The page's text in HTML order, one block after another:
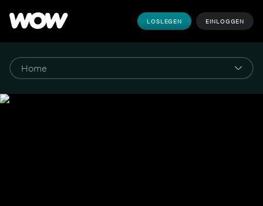
LOSLEGEN EINLOGGEN